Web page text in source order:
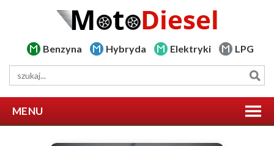
Benzyna Hybryda Elektryki LPG
MENU